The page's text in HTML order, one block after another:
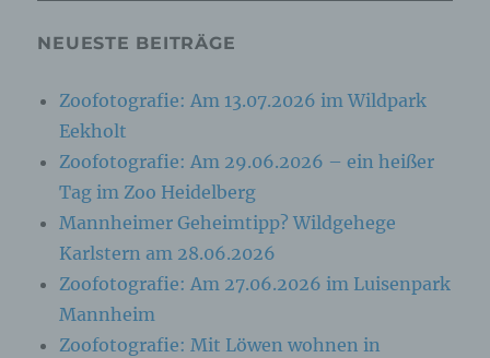
NEUESTE BEITRÄGE
Zoofotografie: Am 13.07.2026 im Wildpark
Eekholt
Zoofotografie: Am 29.06.2026 – ein heißer
Tag im Zoo Heidelberg
Mannheimer Geheimtipp? Wildgehege
Karlstern am 28.06.2026
Zoofotografie: Am 27.06.2026 im Luisenpark
Mannheim
Zoofotografie: Mit Löwen wohnen in
Datenbestand des für die Verarbeitung
Der für die Verarbeitung Verantwortliche erteilt
jeder betroffenen Person jederzeit auf Anfrage
Auskunft darüber, welche personenbezogenen
Daten über die betroffene Person gespeichert sind.
Ferner berichtigt oder löscht der für die
Verarbeitung Verantwortliche personenbezogene
Daten auf Wunsch oder Hinweis der betroffenen
Person, soweit dem keine gesetzlichen
Aufbewahrungspflichten entgegenstehen. Die
Gesamtheit der Mitarbeiter des für die Verarbeitung
diesem Zusammenhang als Ansprechpartner zur